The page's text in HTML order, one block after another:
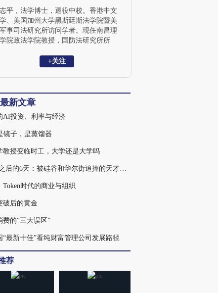
平，法学博士，退役中校。香港中文
、美国加州大学黑斯廷斯法学院暨美
事司法研究所访问学者。现任南昌理
院政法学院教授，国防法研究所所
授；兼任江西财经大学法学院教授、硕
律师协会军事法律事务委员会委员，
专长：军事法、刑法解释的理论与实
+关注
新文章
AI投资、利率与经济
镜子，是蒸馏器
教授变临时工，大学还是大学吗
439%之后的6天：被硅谷和华尔街追捧的天才，为何走入杠杆误区
Token时代的商业与组织
破后的黄金
费的“三大误区”
“最新十佳”看纯财富管理公司发展路径
荐